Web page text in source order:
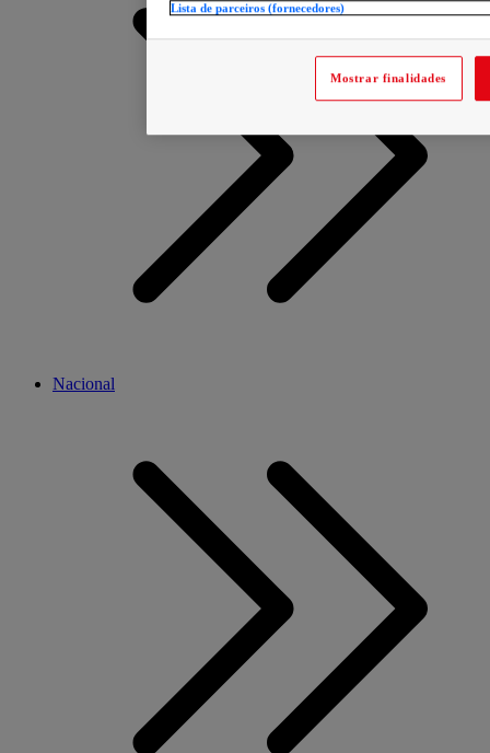
Nacional
Lista de parceiros (fornecedores)
Mostrar finalidades